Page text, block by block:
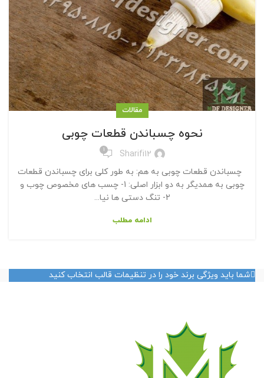
مقالات
نحوه چسباندن قطعات چوبی
Sharifi12
1
چسباندن قطعات چوبی به هم: به طور کلی برای چسباندن قطعات
چوبی به همدیگر به دو ابزار اصلی: 1- چسب های مخصوص چوب و
2- تنگ دستی ها نیا...
ادامه مطلب
شما باید ویژگی برند خود را در تنظیمات قالب انتخاب کنید